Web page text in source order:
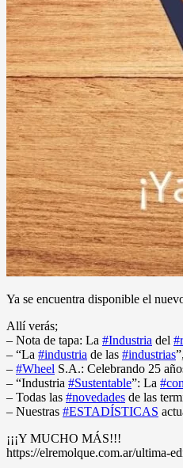
Ya se encuentra disponible el
Allí verás;
– Nota de tapa: La #Industria del
– “La #industria de las #industrias
– #Wheel S.A.: Celebrando 25
– “Industria #Sustentable”: La
– Todas las #novedades de las
– Nuestras #ESTADÍSTICAS
¡¡¡Y MUCHO MÁS!!!
https://elremolque.com.ar/ultima-